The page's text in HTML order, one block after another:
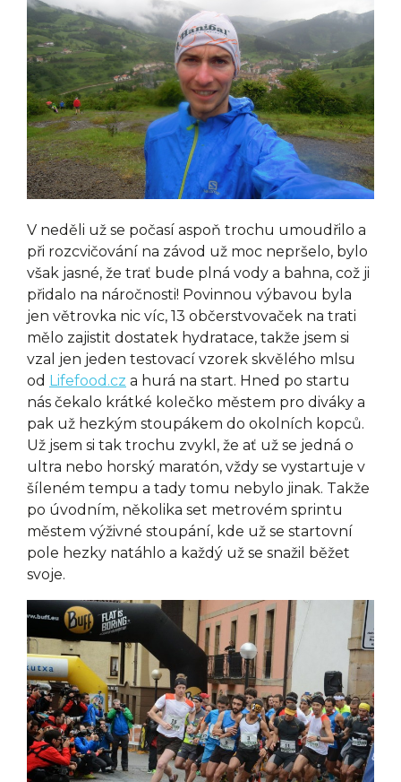
V neděli už se počasí aspoň trochu umoudřilo a
při rozcvičování na závod už moc nepršelo, bylo
však jasné, že trať bude plná vody a bahna, což ji
přidalo na náročnosti! Povinnou výbavou byla
jen větrovka nic víc, 13 občerstvovaček na trati
mělo zajistit dostatek hydratace, takže jsem si
vzal jen jeden testovací vzorek skvělého mlsu
od Lifefood.cz a hurá na start. Hned po startu
nás čekalo krátké kolečko městem pro diváky a
pak už hezkým stoupákem do okolních kopců.
Už jsem si tak trochu zvykl, že ať už se jedná o
ultra nebo horský maratón, vždy se vystartuje v
šíleném tempu a tady tomu nebylo jinak. Takže
po úvodním, několika set metrovém sprintu
městem výživné stoupání, kde už se startovní
pole hezky natáhlo a každý už se snažil běžet
svoje.